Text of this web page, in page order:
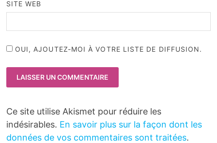
SITE WEB
OUI, AJOUTEZ-MOI À VOTRE LISTE DE DIFFUSION.
Ce site utilise Akismet pour réduire les
indésirables. En savoir plus sur la façon dont les
données de vos commentaires sont traitées.